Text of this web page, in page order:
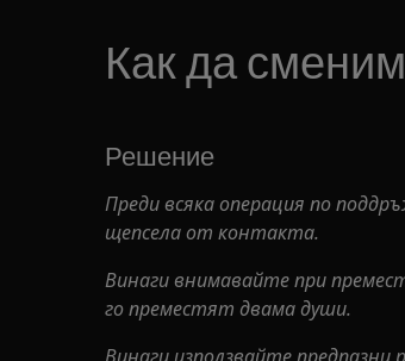
Как да
Решение
Преди всяка операция по
щепсела от контакта.
Винаги внимавайте при
го преместят двама души.